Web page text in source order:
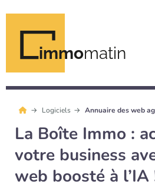
immomatin
Logiciels Annuaire des web
La Boîte Immo :
votre business
web boosté à l’IA